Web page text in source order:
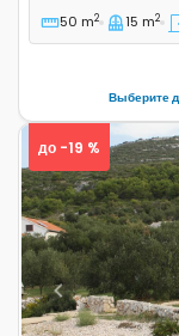
50 m2 15 m2
Выберите
Previous
до -19 %